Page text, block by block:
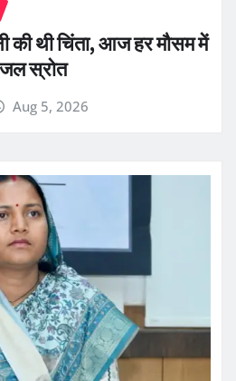
की थी चिंता, आज हर मौसम में
स्रोत
Aug 5, 2026